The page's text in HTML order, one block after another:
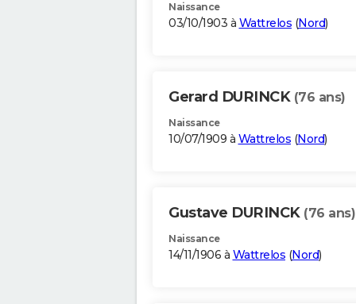
Naissance
03/10/1903 à Wattrelos (Nord)
Gerard DURINCK (76 ans)
Naissance
10/07/1909 à Wattrelos (Nord)
Gustave DURINCK (76 ans)
Naissance
14/11/1906 à Wattrelos (Nord)